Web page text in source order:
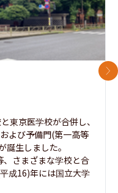
東京医学校が合併し、
よび予備門(第一高等
生しました。
さまざまな学校と合
成16)年には国立大学
次